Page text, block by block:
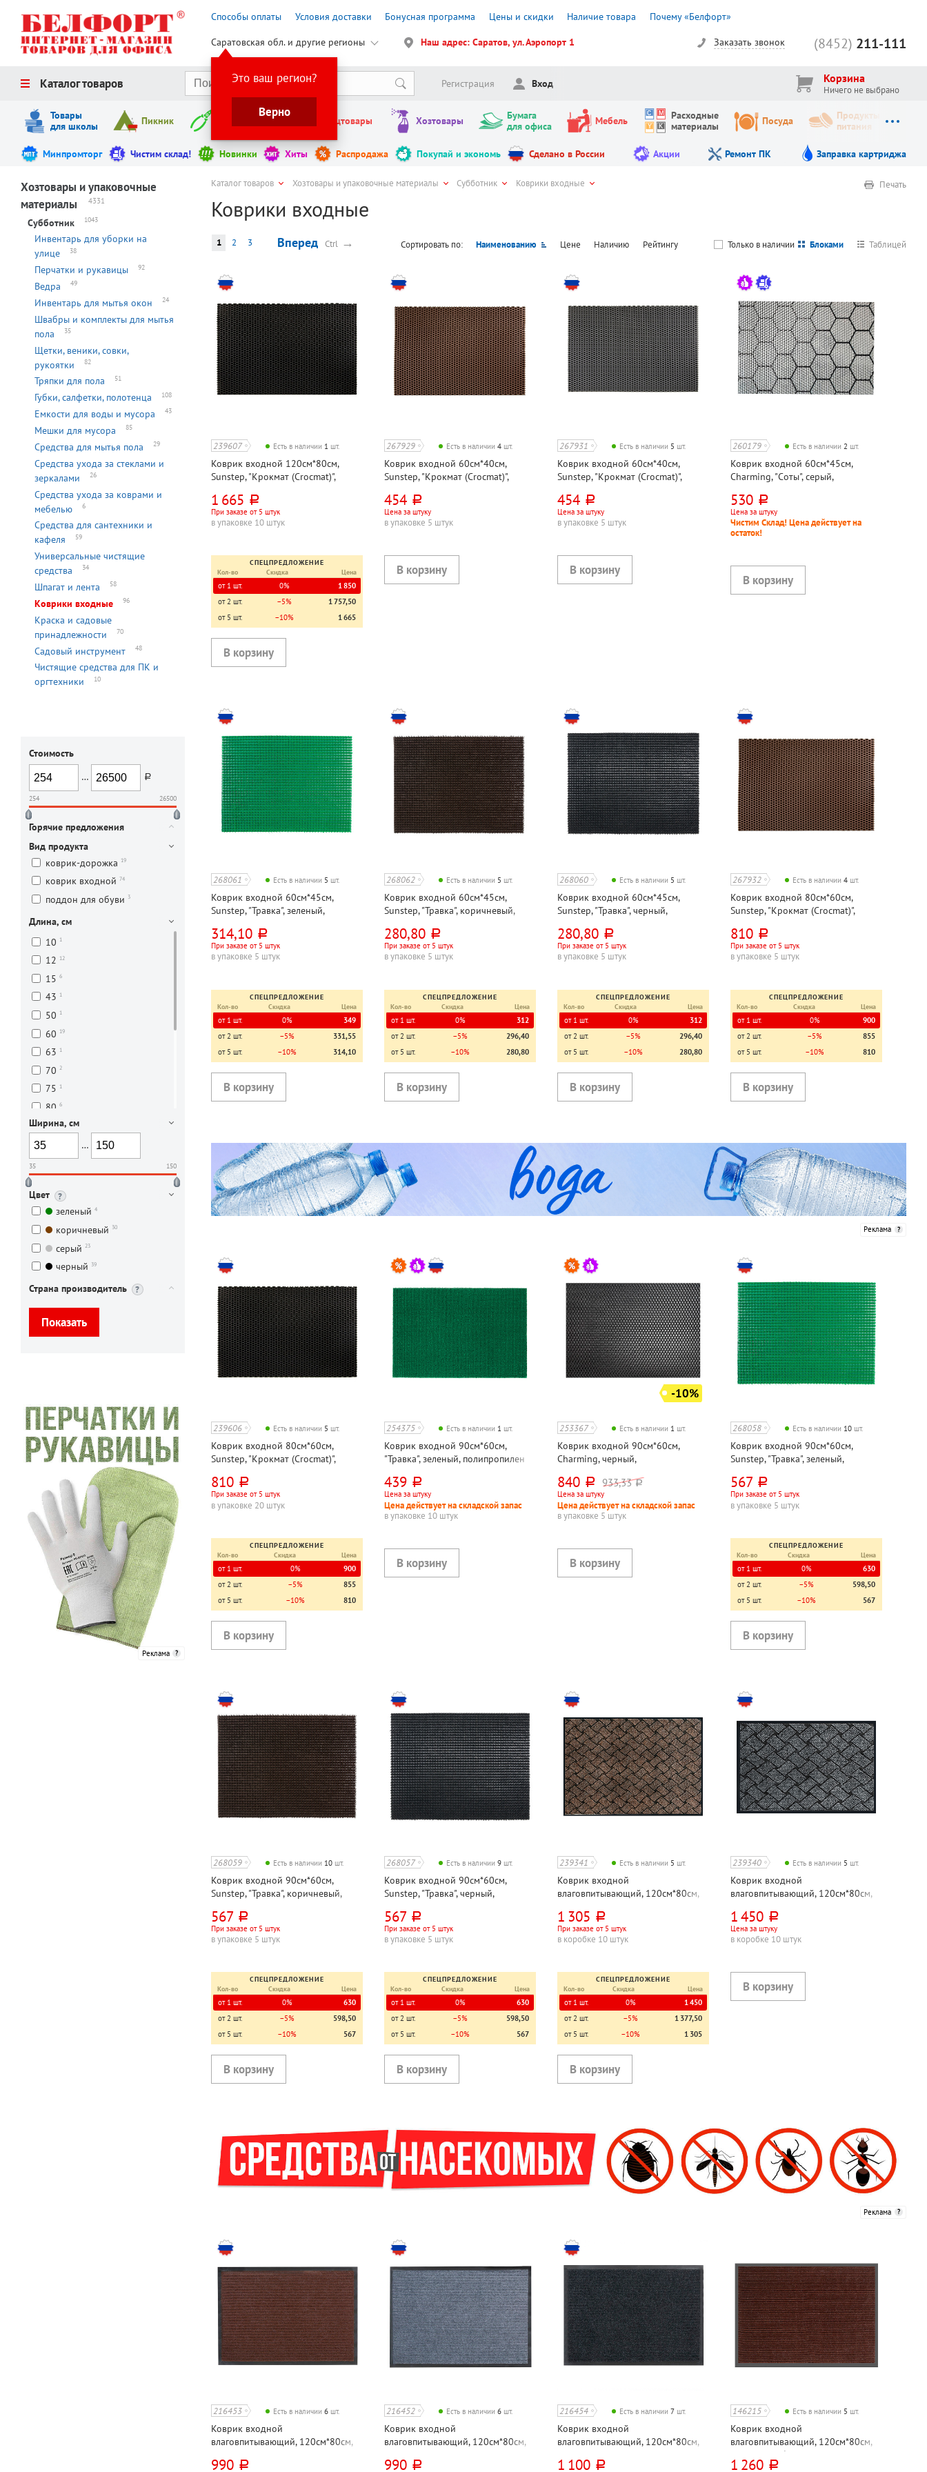
Способы оплаты Условия доставки Бонусная программа Цены и скидки Наличие товара Почему «Белфорт»
Саратовская обл. и другие регионы
Это ваш регион?
Верно
Наш адрес: Саратов, ул. Аэропорт 1 (8452) 211-111
Заказать звонок
Каталог товаров Регистрация Вход Корзина
Ничего не выбрано
Товары
для школы
Пикник Инструменты Канцтовары Хозтовары
Бумага
для офиса
Мебель
Расходные
материалы
Посуда
Продукты
питания
Минпромторг Чистим склад! Новинки Хиты Распродажа Покупай и экономь Сделано в России Акции Ремонт ПК Заправка картриджа
Хозтовары и упаковочные
материалы
4331
Субботник 1043
Инвентарь для уборки на
улице
38
Перчатки и рукавицы 92
Ведра 49
Инвентарь для мытья окон 24
Швабры и комплекты для мытья
пола
35
Щетки, веники, совки,
рукоятки
82
Тряпки для пола 51
Губки, салфетки, полотенца 108
Емкости для воды и мусора 43
Мешки для мусора 85
Средства для мытья пола 29
Средства ухода за стеклами и
зеркалами
26
Средства ухода за коврами и
мебелью
6
Средства для сантехники и
кафеля
59
Универсальные чистящие
средства
34
Шпагат и лента 58
Коврики входные 96
Краска и садовые
принадлежности
70
Садовый инструмент 48
Чистящие средства для ПК и
оргтехники
10
Стоимость
…
руб.
254 26500
Горячие предложения
Вид продукта
коврик-дорожка 19
коврик входной 74
поддон для обуви 3
Длина, см
10 1
12 12
15 6
43 1
50 1
60 19
63 1
70 2
75 1
80 6
90 18
100
120 12
5
180 2
200 3
250 4
Ширина, см
…
35 150
Цвет
зеленый 4
коричневый 30
серый 23
черный 39
Страна производитель
Реклама
Каталог товаров Хозтовары и упаковочные материалы Субботник Коврики входные
Коврики входные
Печать
Вперед Ctrl→
1 2 3 Сортировать по: Наименованию Цене Наличию Рейтингу Только в наличии Блоками Таблицей
239607 Есть в наличии 1 шт.
Коврик входной 120см*80см,
Sunstep, "Крокмат (Crocmat)",
1 665 руб.
При заказе от 5 штук
в упаковке 10 штук
СПЕЦПРЕДЛОЖЕНИЕ
Кол-во
Скидка Цена
от 1 шт. 0%
1 850
от 2 шт.
−5%
1 757,50
от 5 шт.
−10% 1 665
267929 Есть в наличии4 шт.
Коврик входной 60см*40см,
Sunstep, "Крокмат (Crocmat)",
454 руб.
Цена за штуку
в упаковке 5 штук
267931 Есть в наличии 5 шт.
Коврик входной 60см*40см,
Sunstep, "Крокмат (Crocmat)",
454 руб.
Цена за штуку
в упаковке 5 штук
260179 Есть в наличии 2 шт.
Коврик входной 60см*45см,
Charming, "Соты", серый,
530 руб.
Цена за штуку
Чистим Склад! Цена действует на
остаток!
268061 Есть в наличии 5 шт.
Коврик входной 60см*45см,
Sunstep, "Травка", зеленый,
314,10 руб.
При заказе от 5 штук
в упаковке 5 штук
СПЕЦПРЕДЛОЖЕНИЕ
Кол-во
Скидка Цена
от 1 шт. 0%
349
от 2 шт.
−5%
331,55
от 5 шт.
−10% 314,10
268062 Есть в наличии 5 шт.
Коврик входной 60см*45см,
Sunstep, "Травка", коричневый,
280,80 руб.
При заказе от 5 штук
в упаковке 5 штук
СПЕЦПРЕДЛОЖЕНИЕ
Кол-во
Скидка Цена
от 1 шт. 0%
312
от 2 шт.
−5%
296,40
от 5 шт.
−10% 280,80
268060 Есть в наличии 5 шт.
Коврик входной 60см*45см,
Sunstep, "Травка", черный,
280,80 руб.
При заказе от 5 штук
в упаковке 5 штук
СПЕЦПРЕДЛОЖЕНИЕ
Кол-во
Скидка Цена
от 1 шт. 0%
312
от 2 шт.
−5%
296,40
от 5 шт.
−10% 280,80
267932 Есть в наличии4 шт.
Коврик входной 80см*60см,
Sunstep, "Крокмат (Crocmat)",
810 руб.
При заказе от 5 штук
в упаковке 5 штук
СПЕЦПРЕДЛОЖЕНИЕ
Кол-во
Скидка Цена
от 1 шт. 0%
900
от 2 шт.
−5%
855
от 5 шт.
−10% 810
Реклама
239606 Есть в наличии 5 шт.
Коврик входной 80см*60см,
Sunstep, "Крокмат (Crocmat)",
810 руб.
При заказе от 5 штук
в упаковке 20 штук
СПЕЦПРЕДЛОЖЕНИЕ
Кол-во
Скидка Цена
от 1 шт. 0%
900
от 2 шт.
−5%
855
от 5 шт.
−10% 810
254375 Есть в наличии 1 шт.
Коврик входной 90см*60см,
"Травка", зеленый, полипропилен
439 руб.
Цена за штуку
Цена действует на складской запас
в упаковке 10 штук
-10%
253367 Есть в наличии 1 шт.
Коврик входной 90см*60см,
Charming, черный,
840 руб. 933,33 руб.
Цена за штуку
Цена действует на складской запас
в упаковке 5 штук
268058 Есть в наличии 10 шт.
Коврик входной 90см*60см,
Sunstep, "Травка", зеленый,
567 руб.
При заказе от 5 штук
в упаковке 5 штук
СПЕЦПРЕДЛОЖЕНИЕ
Кол-во
Скидка Цена
от 1 шт. 0%
630
от 2 шт.
−5%
598,50
от 5 шт.
−10% 567
268059 Есть в наличии 10 шт.
Коврик входной 90см*60см,
Sunstep, "Травка", коричневый,
567 руб.
При заказе от 5 штук
в упаковке 5 штук
СПЕЦПРЕДЛОЖЕНИЕ
Кол-во
Скидка Цена
от 1 шт. 0%
630
от 2 шт.
−5%
598,50
от 5 шт.
−10% 567
268057 Есть в наличии9 шт.
Коврик входной 90см*60см,
Sunstep, "Травка", черный,
567 руб.
При заказе от 5 штук
в упаковке 5 штук
СПЕЦПРЕДЛОЖЕНИЕ
Кол-во
Скидка Цена
от 1 шт. 0%
630
от 2 шт.
−5%
598,50
от 5 шт.
−10% 567
239341 Есть в наличии 5 шт.
Коврик входной
влаговпитывающий, 120см*80см,
1 305 руб.
При заказе от 5 штук
в коробке 10 штук
СПЕЦПРЕДЛОЖЕНИЕ
Кол-во
Скидка Цена
от 1 шт. 0%
1 450
от 2 шт.
−5%
1 377,50
от 5 шт.
−10% 1 305
239340 Есть в наличии 5 шт.
Коврик входной
влаговпитывающий, 120см*80см,
1 450 руб.
Цена за штуку
в коробке 10 штук
Реклама
216453 Есть в наличии6 шт.
Коврик входной
влаговпитывающий, 120см*80см,
990 руб.
216452 Есть в наличии6 шт.
Коврик входной
влаговпитывающий, 120см*80см,
990 руб.
216454 Есть в наличии7 шт.
Коврик входной
влаговпитывающий, 120см*80см,
1 100 руб.
146215 Есть в наличии 5 шт.
Коврик входной
влаговпитывающий, 120см*80см,
Sunstep, "Ребристый", коричневый
1 260 руб.